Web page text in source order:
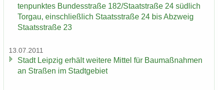
ten­punk­tes Bun­des­stra­ße 182/Staat­stra­ße 24 süd­lich
Tor­gau, ein­schließ­lich Staats­stra­ße 24 bis Ab­zweig
Staats­stra­ße 23
13.07.2011
Stadt Leip­zig er­hält wei­te­re Mit­tel für Bau­maß­nah­men
an Stra­ßen im Stadt­ge­biet